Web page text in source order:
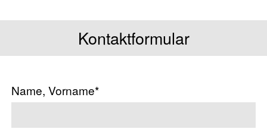
Kontaktformular
Name, Vorname*